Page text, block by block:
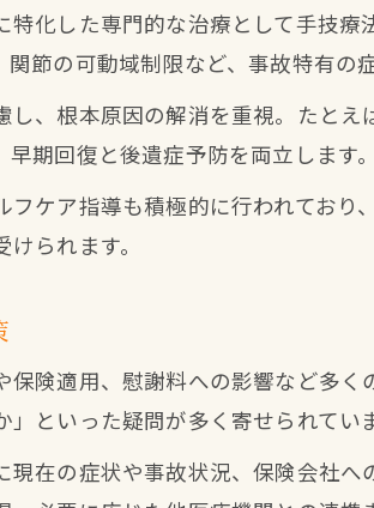
化した専門的な治療として手技
節の可動域制限など、事故特有の
、根本原因の解消を重視。たと
期回復と後遺症予防を両立します。
ケア指導も積極的に行われてお
られます。
険適用、慰謝料への影響など多く
といった疑問が多く寄せられていま
在の症状や事故状況、保険会社